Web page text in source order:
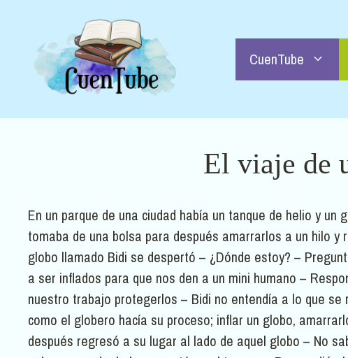
contenido
CuenTube
El viaje de
En un parque de una ciudad había un tanque de helio y
tomaba de una bolsa para después amarrarlos a un hilo
globo llamado Bidi se despertó – ¿Dónde estoy? –
a ser inflados para que nos den a un mini humano –
nuestro trabajo protegerlos – Bidi no entendía a lo que
como el globero hacía su proceso; inflar un globo,
después regresó a su lugar al lado de aquel globo – No